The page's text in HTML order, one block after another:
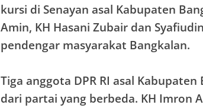
kursi di Senayan asal Kabupaten
Amin, KH Hasani Zubair dan
pendengar masyarakat Bangkalan.
Tiga anggota DPR RI asal
dari partai yang berbeda. KH Imron